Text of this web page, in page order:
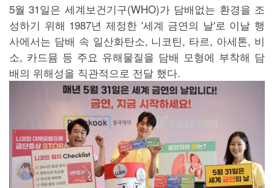
5월 31일은 세계보건기구(WHO)가 담배없는 환경을 조
성하기 위해 1987년 제정한 '세계 금연의 날'로 이날 행
사에서는 담배 속 일산화탄소, 니코틴, 타르, 아세톤, 비
소, 카드뮴 등 주요 유해물질을 담배 모형에 부착해 담
배의 위해성을 직관적으로 전달 했다.